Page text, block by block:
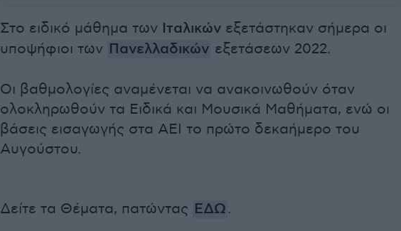
Στο ειδικό μάθημα των Ιταλικών εξετάστηκαν σήμερα οι
υποψήφιοι των Πανελλαδικών εξετάσεων 2022.
Οι βαθμολογίες αναμένεται να ανακοινωθούν όταν
ολοκληρωθούν τα Ειδικά και Μουσικά Μαθήματα, ενώ οι
βάσεις εισαγωγής στα ΑΕΙ το πρώτο δεκαήμερο του
Αυγούστου.
Δείτε τα Θέματα, πατώντας ΕΔΩ.